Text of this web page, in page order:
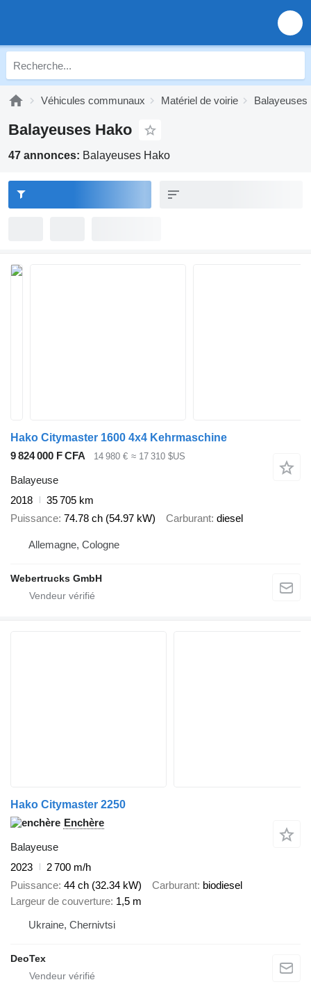
Véhicules communaux Matériel de voirie Balayeuses
Balayeuses Hako
47 annonces: Balayeuses Hako
Hako Citymaster 1600 4x4 Kehrmaschine
9 824 000 F CFA
14 980 € ≈ 17 310 $US
Balayeuse
2018
35 705 km
Puissance 74.78 ch (54.97 kW) Carburant diesel
Allemagne, Cologne
Webertrucks GmbH
Hako Citymaster 2250
Enchère
Balayeuse
2023
2 700 m/h
Puissance 44 ch (32.34 kW) Carburant biodiesel
Largeur de couverture 1,5 m
Ukraine, Chernivtsi
DeoTex